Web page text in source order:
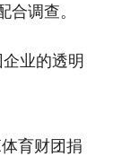
调查。
业的透明
育财团捐